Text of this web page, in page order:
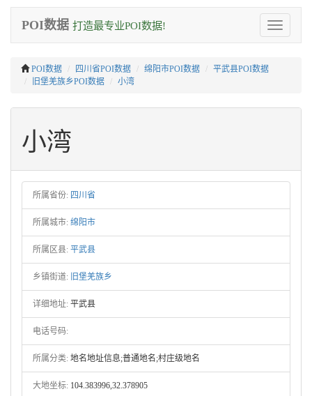
Toggle
navigation
POI数据 打造最专业POI数据!
POI数据 四川省POI数据 绵阳市POI数据
平武县POI数据
旧堡羌族乡POI数据
小湾
小湾
所属省份: 四川省
所属城市: 绵阳市
所属区县: 平武县
乡镇街道: 旧堡羌族乡
详细地址: 平武县
电话号码:
所属分类: 地名地址信息;普通地名;村庄级地名
大地坐标: 104.383996,32.378905